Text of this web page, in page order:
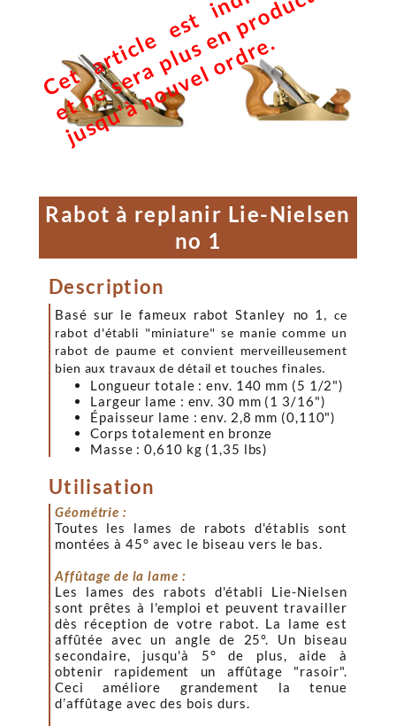
 
l
o
n
.
Rabot à replanir Lie-Nielsen
no 1
Description
Basé sur le fameux rabot Stanley no 1 , ce
rabot d'établi "miniature" se manie comme un
rabot de paume et convient merveilleusement
bien aux travaux de détail et touches finales.
Longueur totale : env. 140 mm (5 1/2")
Largeur lame : env. 30 mm (1 3/16")
Épaisseur lame : env. 2,8 mm (0,110")
Corps totalement en bronze
Masse : 0,610 kg (1,35 lbs)
Utilisation
Géométrie :
Toutes les lames de rabots d'établis sont
montées à 45° avec le biseau vers le bas.
Affûtage de la lame :
Les lames des rabots d'établi Lie-Nielsen
sont prêtes à l'emploi et peuvent travailler
dès réception de votre rabot. La lame est
affûtée avec un angle de 25°. Un biseau
secondaire, jusqu'à 5° de plus, aide à
obtenir rapidement un affûtage "rasoir".
Ceci améliore grandement la tenue
d’affûtage avec des bois durs.